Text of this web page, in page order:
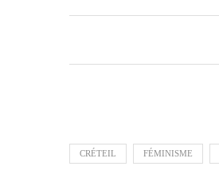
CRÉTEIL FÉMINISME